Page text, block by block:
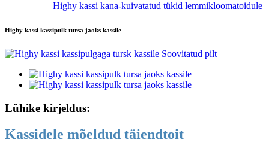
Highy kassi kana-kuivatatud tükid lemmikloomatoidule
Highy kassi kassipulk tursa jaoks kassile
Lühike kirjeldus:
Kassidele mõeldud täiendtoit